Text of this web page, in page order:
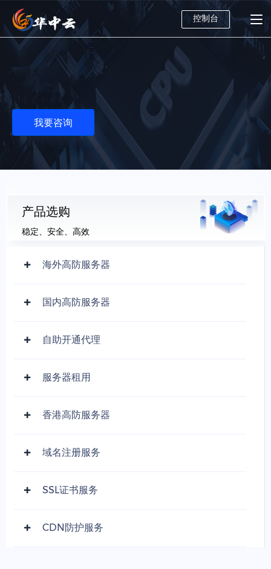
控制台
我要咨询
产品选购
稳定、安全、高效
海外高防服务器
国内高防服务器
自助开通代理
服务器租用
香港高防服务器
域名注册服务
SSL证书服务
CDN防护服务